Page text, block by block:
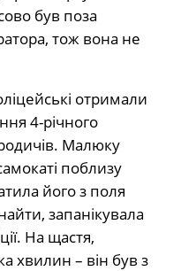
був поза
тож вона не
отримали
4-річного
Малюку
поблизу
його з поля
запанікувала
На щастя,
хвилин – він був з